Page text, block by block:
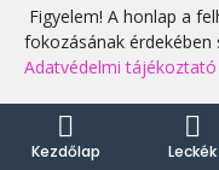
Figyelem! A honlap a
fokozásának érdekében
Adatvédelmi tájékoztató
Kezdőlap Leckék